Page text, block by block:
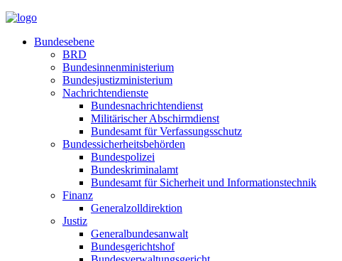
Bundesebene
BRD
Bundesinnenministerium
Bundesjustizministerium
Nachrichtendienste
Bundesnachrichtendienst
Militärischer Abschirmdienst
Bundesamt für Verfassungsschutz
Bundessicherheitsbehörden
Bundespolizei
Bundeskriminalamt
Bundesamt für Sicherheit und Informationstechnik
Finanz
Generalzolldirektion
Justiz
Generalbundesanwalt
Bundesgerichtshof